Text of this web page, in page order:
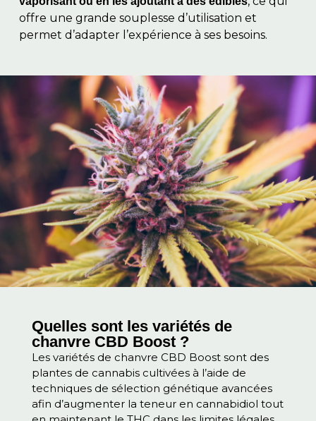
offre une grande souplesse d’utilisation et
permet d’adapter l’expérience à ses besoins.
Quelles sont les variétés de
chanvre CBD Boost ?
Les variétés de chanvre CBD Boost sont des
plantes de cannabis cultivées à l’aide de
techniques de sélection génétique avancées
afin d’augmenter la teneur en cannabidiol tout